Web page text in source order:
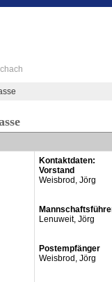
Kontaktdaten:
Vorstand
Weisbrod, Jörg
Lenuweit, Jörg
Postempfänger
Weisbrod, Jörg